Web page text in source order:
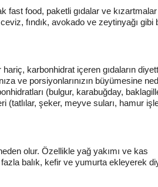
fast food, paketli gıdalar ve
fındık, avokado ve zeytinyağı gibi
karbonhidrat içeren gıdaların
ve porsiyonlarınızın büyümesine
(bulgur, karabuğday,
(tatlılar, şeker, meyve suları, hamur
olur. Özellikle yağ yakımı ve kas
balık, kefir ve yumurta ekleyerek